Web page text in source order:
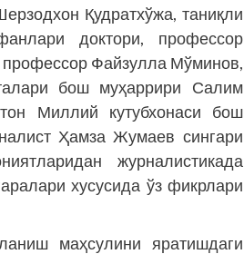
Қудратхўжа, таниқли
доктори, профессор
Файзулла Мўминов,
бош муҳаррири Салим
Миллий кутубхонаси бош
Ҳамза Жумаев сингари
журналистикада
хусусида ўз фикрлари
маҳсулини яратишдаги